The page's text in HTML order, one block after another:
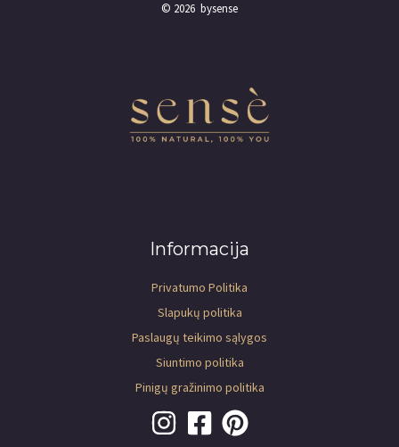
© 2026 bysense
Informacija
Privatumo Politika
Slapukų politika
Paslaugų teikimo sąlygos
Siuntimo politika
Pinigų gražinimo politika